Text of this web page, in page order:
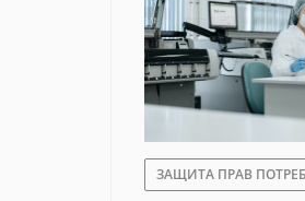
ЗАЩИТА ПРАВ